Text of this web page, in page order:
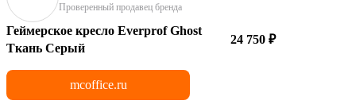
Проверенный продавец бренда
Геймерское кресло Everprof Ghost
Ткань Серый
24 750 ₽
mcoffice.ru